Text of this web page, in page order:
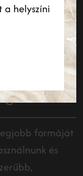
formáját
és
a helyszíni